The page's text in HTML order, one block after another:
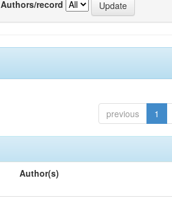
Authors/record
previous 1
Author(s)